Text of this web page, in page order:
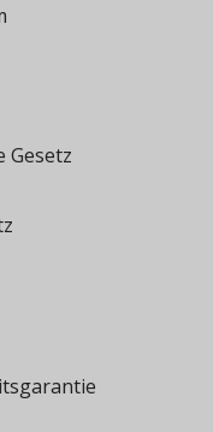
Gesetz